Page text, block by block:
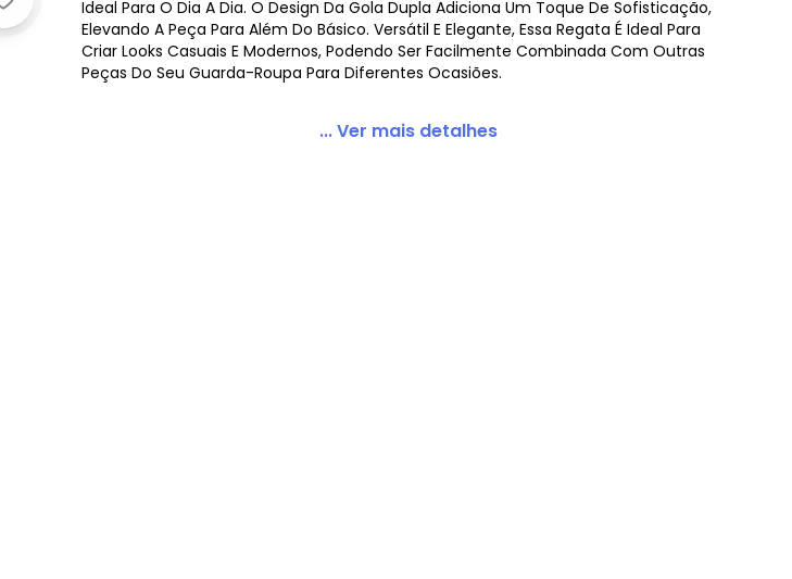
Secret Glam - Regata Plus Size em Ribana Canelada Marrom
Ideal Para O Dia A Dia. O Design Da Gola Dupla Adiciona Um Toque De Sofisticação,
Elevando A Peça Para Além Do Básico. Versátil E Elegante, Essa Regata É Ideal Para
Criar Looks Casuais E Modernos, Podendo Ser Facilmente Combinada Com Outras
Peças Do Seu Guarda-Roupa Para Diferentes Ocasiões.
... Ver mais detalhes